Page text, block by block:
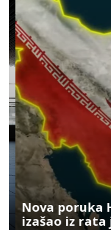
Nova poruka
izašao iz rata